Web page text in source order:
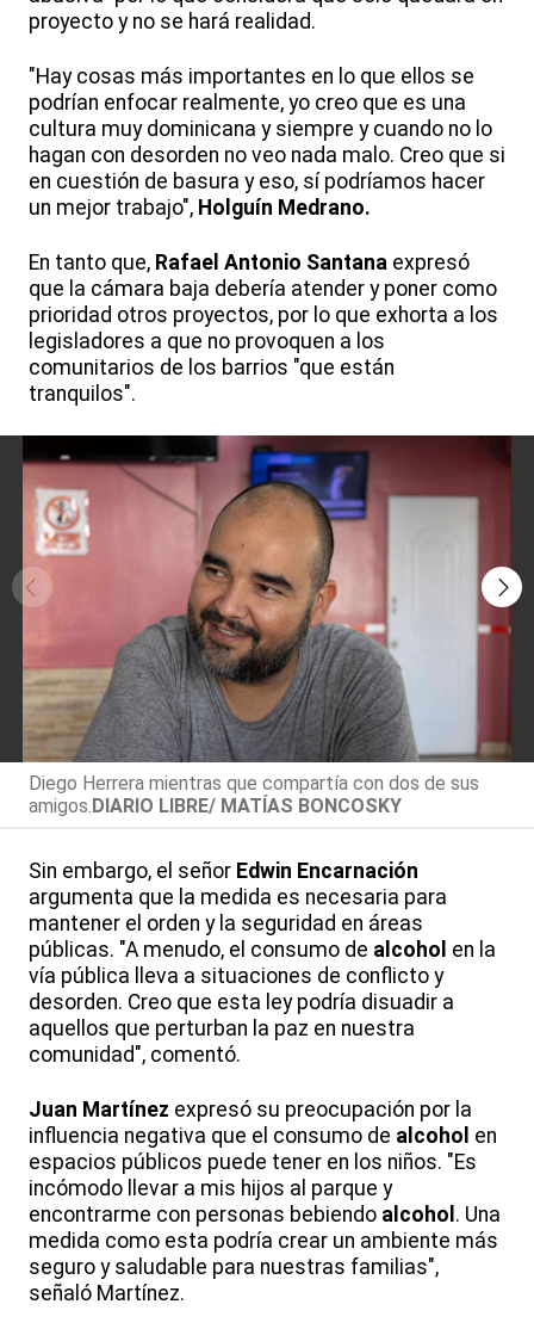
proyecto y no se hará realidad.
"Hay cosas más importantes en lo que ellos se
podrían enfocar realmente, yo creo que es una
cultura muy dominicana y siempre y cuando no lo
hagan con desorden no veo nada malo. Creo que si
en cuestión de basura y eso, sí podríamos hacer
un mejor trabajo", Holguín Medrano.
En tanto que, Rafael Antonio Santana expresó
que la cámara baja debería atender y poner como
prioridad otros proyectos, por lo que exhorta a los
legisladores a que no provoquen a los
comunitarios de los barrios "que están
tranquilos".
Diego Herrera mientras que compartía con dos de sus
amigos. DIARIO LIBRE/ MATÍAS BONCOSKY
Sin embargo, el señor Edwin Encarnación
argumenta que la medida es necesaria para
mantener el orden y la seguridad en áreas
públicas. "A menudo, el consumo de alcohol en la
vía pública lleva a situaciones de conflicto y
desorden. Creo que esta ley podría disuadir a
aquellos que perturban la paz en nuestra
comunidad", comentó.
Juan Martínez expresó su preocupación por la
influencia negativa que el consumo de alcohol en
espacios públicos puede tener en los niños. "Es
incómodo llevar a mis hijos al parque y
encontrarme con personas bebiendo alcohol . Una
medida como esta podría crear un ambiente más
seguro y saludable para nuestras familias",
señaló Martínez.